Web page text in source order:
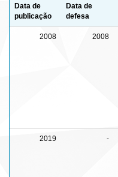
Data de
publicação
Data de
defesa
2008 2008
2019 -